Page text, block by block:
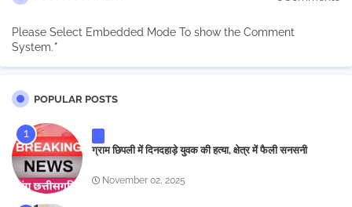
Please Select Embedded Mode To show the Comment
System.*
POPULAR POSTS
ग्राम छिपली में दिनदहाड़े युवक की हत्या, क्षेत्र में फैली सनसनी
November 02, 2025